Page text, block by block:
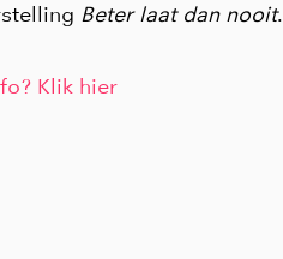
Beter laat dan nooit.
Klik hier